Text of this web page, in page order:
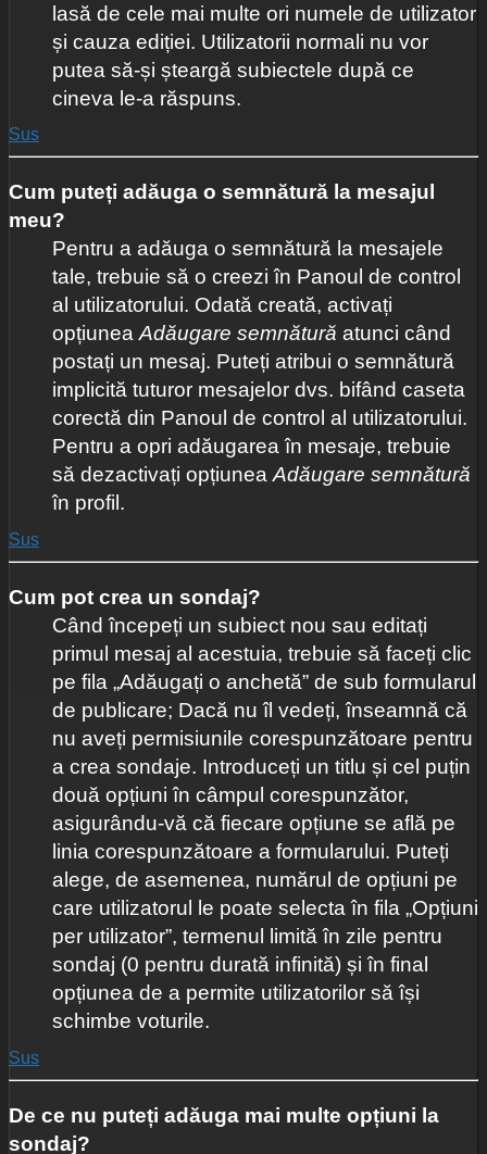
lasă de cele mai multe ori numele de utilizator
și cauza ediției. Utilizatorii normali nu vor
putea să-și șteargă subiectele după ce
cineva le-a răspuns.
Sus
Cum puteți adăuga o semnătură la mesajul
meu?
Pentru a adăuga o semnătură la mesajele
tale, trebuie să o creezi în Panoul de control
al utilizatorului. Odată creată, activați
opțiuneaAdăugare semnătură atunci când
postați un mesaj. Puteți atribui o semnătură
implicită tuturor mesajelor dvs. bifând caseta
corectă din Panoul de control al utilizatorului.
Pentru a opri adăugarea în mesaje, trebuie
să dezactivați opțiuneaAdăugare semnătură
în profil.
Sus
Cum pot crea un sondaj?
Când începeți un subiect nou sau editați
primul mesaj al acestuia, trebuie să faceți clic
pe fila „Adăugați o anchetă” de sub formularul
de publicare; Dacă nu îl vedeți, înseamnă că
nu aveți permisiunile corespunzătoare pentru
a crea sondaje. Introduceți un titlu și cel puțin
două opțiuni în câmpul corespunzător,
asigurându-vă că fiecare opțiune se află pe
linia corespunzătoare a formularului. Puteți
alege, de asemenea, numărul de opțiuni pe
care utilizatorul le poate selecta în fila „Opțiuni
per utilizator”, termenul limită în zile pentru
sondaj (0 pentru durată infinită) și în final
opțiunea de a permite utilizatorilor să își
schimbe voturile.
Sus
De ce nu puteți adăuga mai multe opțiuni la
sondaj?